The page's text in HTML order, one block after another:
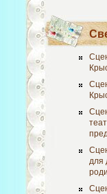
для